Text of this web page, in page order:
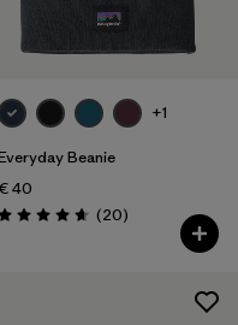
+1
Beanie
40
Valutazione: 4.7 / 5
(20Recensioni
)